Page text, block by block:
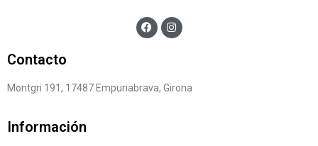
Contacto
Montgri 191, 17487 Empuriabrava, Girona
Información